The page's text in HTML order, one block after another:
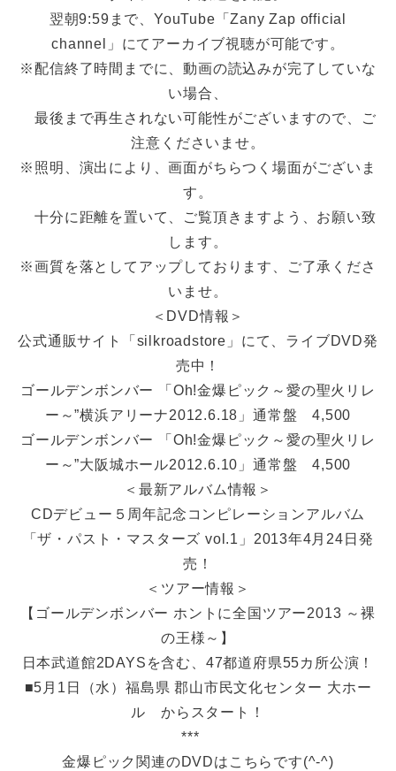
翌朝9:59まで、YouTube「Zany Zap official
channel」にてアーカイブ視聴が可能です。
※配信終了時間までに、動画の読込みが完了していな
い場合、
最後まで再生されない可能性がございますので、ご
注意くださいませ。
※照明、演出により、画面がちらつく場面がございま
す。
十分に距離を置いて、ご覧頂きますよう、お願い致
します。
※画質を落としてアップしております、ご了承くださ
いませ。
＜DVD情報＞
公式通販サイト「silkroadstore」にて、ライブDVD発
売中！
ゴールデンボンバー 「Oh!金爆ピック～愛の聖火リレ
ー～”横浜アリーナ2012.6.18」通常盤 4,500
ゴールデンボンバー 「Oh!金爆ピック～愛の聖火リレ
ー～”大阪城ホール2012.6.10」通常盤 4,500
＜最新アルバム情報＞
CDデビュー５周年記念コンピレーションアルバム
「ザ・パスト・マスターズ vol.1」2013年4月24日発
売！
＜ツアー情報＞
【ゴールデンボンバー ホントに全国ツアー2013 ～裸
の王様～】
日本武道館2DAYSを含む、47都道府県55カ所公演！
■5月1日（水）福島県 郡山市民文化センター 大ホー
ル からスタート！
***
金爆ピック関連のDVDはこちらです(^-^)